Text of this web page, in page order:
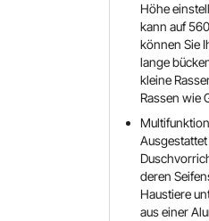
Höhe
kann auf
können Sie
lange
kleine
Rassen wie
deren
Haustiere
aus einer